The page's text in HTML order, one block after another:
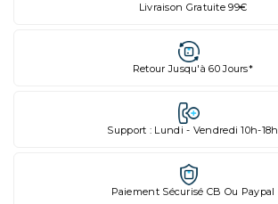
Livraison Gratuite 99€
Retour Jusqu'à 60 Jours*
Support : Lundi - Vendredi 10h-18h
Paiement Sécurisé CB Ou Paypal